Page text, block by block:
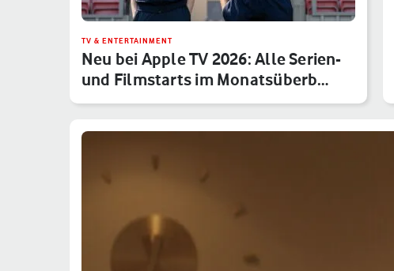
TV & ENTERTAINMENT
Neu bei Apple TV 2026: Alle Serien-
und Filmstarts im Monatsüberb…